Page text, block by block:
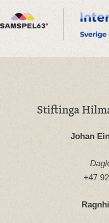
Stiftinga
Johan
+47